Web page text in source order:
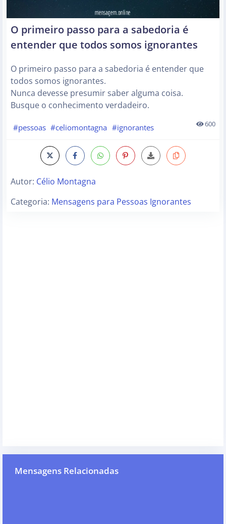
O primeiro passo para a sabedoria é
entender que todos somos ignorantes
O primeiro passo para a sabedoria é entender que
todos somos ignorantes.
Nunca devesse presumir saber alguma coisa.
Busque o conhecimento verdadeiro.
#pessoas #celiomontagna #ignorantes 600
Autor: Célio Montagna
Categoria: Mensagens para Pessoas Ignorantes
Mensagens Relacionadas